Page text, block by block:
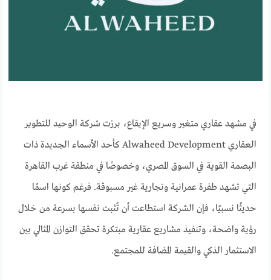
في مشهد عقاري متغير وسريع الإيقاع، برزت شركة الوحيد للتطوير
العقاري Alwaheed Development كأحد الأسماء الجديدة ذات
البصمة القوية في السوق المصري، وخصوصًا في منطقة غرب القاهرة
التي تشهد طفرة عمرانية وتجارية غير مسبوقة. فرغم كونها اسمًا
حديثًا نسبيًا، فإن الشركة استطاعت أن تُثبت نفسها بسرعة من خلال
رؤية واضحة، وتنفيذ مشاريع عقارية مبتكرة تحقق التوازن المثالي بين
الاستثمار الذكي والقيمة المضافة للمجتمع.